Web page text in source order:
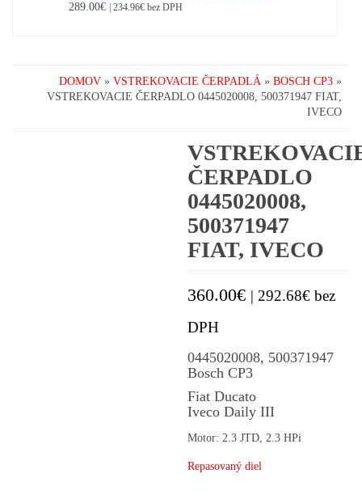
289.00€ 234.96€ bez DPH
DOMOV » VSTREKOVACIE ČERPADLÁ » BOSCH CP3 »
VSTREKOVACIE ČERPADLO 0445020008, 500371947 FIAT,
IVECO
ČERPADLO
0445020008,
500371947
FIAT, IVECO
360.00€ | 292.68€ bez
DPH
0445020008, 500371947
Bosch CP3
Fiat Ducato
Iveco Daily III
Motor: 2.3 JTD, 2.3 HPi
Repasovaný diel